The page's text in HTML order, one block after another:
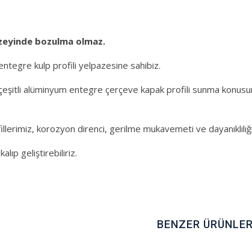
bozulma olmaz.
kulp profili yelpazesine sahibiz.
alüminyum entegre çerçeve kapak profili sunma
korozyon direnci, gerilme mukavemeti ve
geliştirebiliriz.
BENZER ÜRÜNLER